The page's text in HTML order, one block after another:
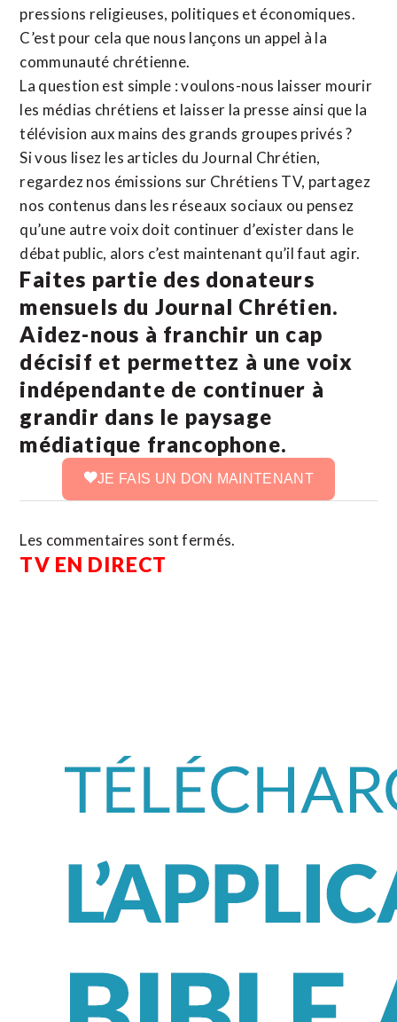
pressions religieuses, politiques et économiques.
C’est pour cela que nous lançons un appel à la
communauté chrétienne.
La question est simple : voulons-nous laisser mourir
les médias chrétiens et laisser la presse ainsi que la
télévision aux mains des grands groupes privés ?
Si vous lisez les articles du Journal Chrétien,
regardez nos émissions sur Chrétiens TV, partagez
nos contenus dans les réseaux sociaux ou pensez
qu’une autre voix doit continuer d’exister dans le
débat public, alors c’est maintenant qu’il faut agir.
Faites partie des donateurs
mensuels du Journal Chrétien.
Aidez-nous à franchir un cap
décisif et permettez à une voix
indépendante de continuer à
grandir dans le paysage
médiatique francophone.
JE FAIS UN DON MAINTENANT
Les commentaires sont fermés.
TV EN DIRECT